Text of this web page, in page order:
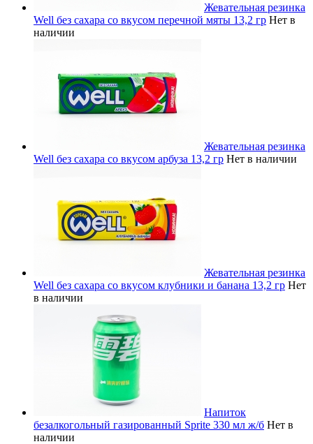
Жевательная резинка
Well без сахара со вкусом перечной мяты 13,2 гр Нет в
наличии
Жевательная резинка
Well без сахара со вкусом арбуза 13,2 гр Нет в наличии
Жевательная резинка
Well без сахара со вкусом клубники и банана 13,2 гр Нет
в наличии
Напиток
безалкогольный газированный Sprite 330 мл ж/б Нет в
наличии